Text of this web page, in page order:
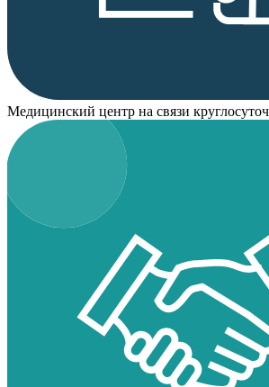
Медицинский центр на связи